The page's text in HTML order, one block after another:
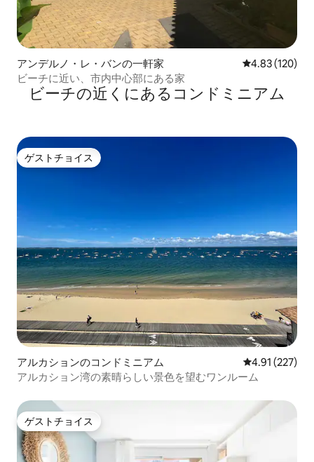
アンデルノ・レ・バンの一軒家 レビュー120
4.83 (120)
ビーチに近い、市内中心部にある家
ビーチの近くにあるコンドミニアム
ゲストチョイス
ゲストチョイス
アルカションのコンドミニアム レビュー227
4.91 (227)
アルカション湾の素晴らしい景色を望むワンルーム
ゲストチョイス
ゲストチョイス